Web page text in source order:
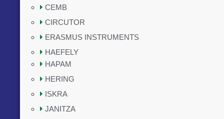
CEMB
CIRCUTOR
ERASMUS INSTRUMENTS
HAEFELY
HAPAM
HERING
ISKRA
JANITZA